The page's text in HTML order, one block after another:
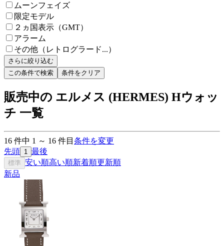
ムーンフェイズ
限定モデル
２ヵ国表示（GMT）
アラーム
その他（レトログラード...）
さらに絞り込む
この条件で検索
条件をクリア
販売中の エルメス (HERMES) Hウォッ
チ 一覧
16 件中 1 ～ 16 件目 条件を変更
先頭 1 最後
標準 安い順高い順新着順更新順
新品